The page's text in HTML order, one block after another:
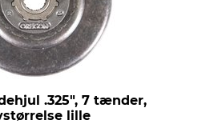
.325", 7 tænder,
lille